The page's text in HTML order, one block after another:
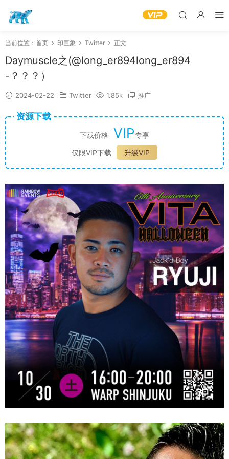
当前位置： 首页 印巨象 Twitter 正文
Daymuscle之(@long_er894long_er894
-？？？）
2024-02-22 Twitter 1.85k 推广
资源下载
下载价格 VIP专享
仅限VIP下载
升级VIP